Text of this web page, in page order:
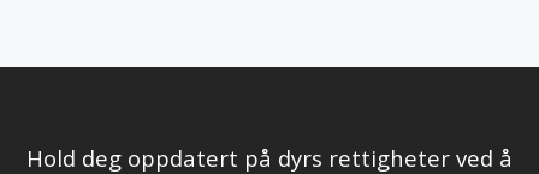
Hold deg oppdatert på dyrs rettigheter ved å